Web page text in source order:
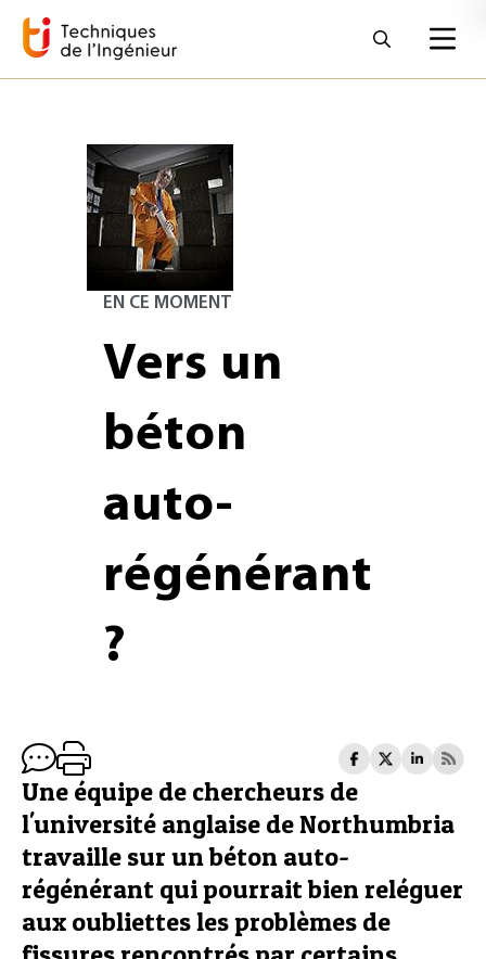
EN CE MOMENT
Vers un
béton
auto-
régénérant
?
Une équipe de chercheurs de
l'université anglaise de Northumbria
travaille sur un béton auto-
régénérant qui pourrait bien reléguer
aux oubliettes les problèmes de